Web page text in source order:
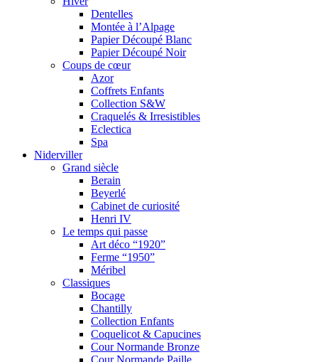
Dentelles
Montée à l’Alpage
Papier Découpé Blanc
Papier Découpé Noir
Coups de cœur
Azor
Coffrets Enfants
Collection S&W
Craquelés & Irresistibles
Eclectica
Spa
Niderviller
Grand siècle
Berain
Beyerlé
Cabinet de curiosité
Henri IV
Le temps qui passe
Art déco “1920”
Ferme “1950”
Méribel
Classiques
Bocage
Chantilly
Collection Enfants
Coquelicot & Capucines
Cour Normande Bronze
Cour Normande Paille